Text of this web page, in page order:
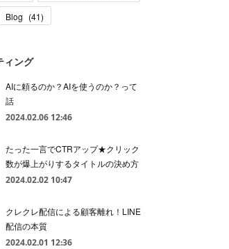
Blog (41)
ィング
AIに頼るのか？AIを使うのか？って
話
2024.02.06 12:46
たった一言でCTRアップ★クリック
数が爆上がりするタイトルの決め方
2024.02.02 10:47
クレクレ配信による顧客離れ！LINE
配信の本質
2024.02.01 12:36